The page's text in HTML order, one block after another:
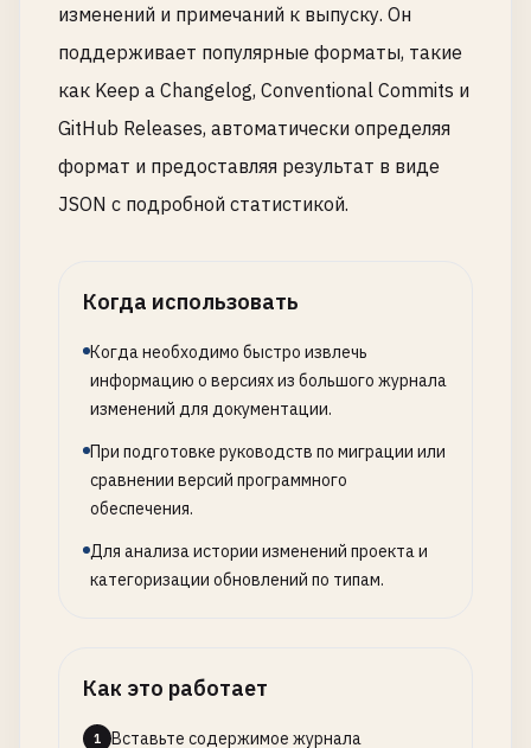
изменений и примечаний к выпуску. Он
поддерживает популярные форматы, такие
как Keep a Changelog, Conventional Commits и
GitHub Releases, автоматически определяя
формат и предоставляя результат в виде
JSON с подробной статистикой.
Когда использовать
Когда необходимо быстро извлечь
информацию о версиях из большого журнала
изменений для документации.
При подготовке руководств по миграции или
сравнении версий программного
обеспечения.
Для анализа истории изменений проекта и
категоризации обновлений по типам.
Как это работает
1 Вставьте содержимое журнала